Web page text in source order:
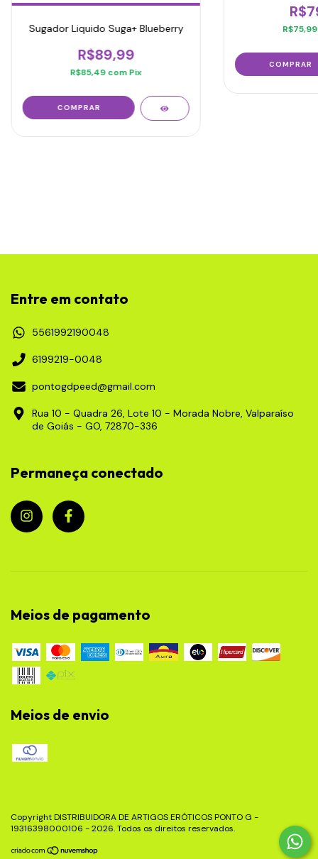
Sugador Liquido Suga+ Blueberry
R$89,99
R$85,49comPix
Entre em contato
5561992190048
6199219-0048
pontogdpeed@gmail.com
Rua 10 - Quadra 26, Lote 10 - Morada Nobre, Valparaíso
de Goiás - GO, 72870-336
Permaneça conectado
Meios de pagamento
Meios de envio
Copyright DISTRIBUIDORA DE ARTIGOS ERÓTICOS PONTO G -
19316398000106 - 2026. Todos os direitos reservados.